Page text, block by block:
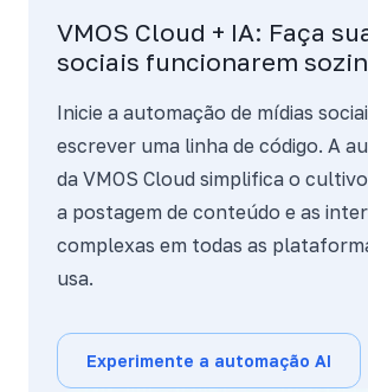
VMOS Cloud + IA: Faça
sociais funcionarem
Inicie a automação de mídias
escrever uma linha de código. A
da VMOS Cloud simplifica o
a postagem de conteúdo e as
complexas em todas as
usa.
Experimente a automação AI